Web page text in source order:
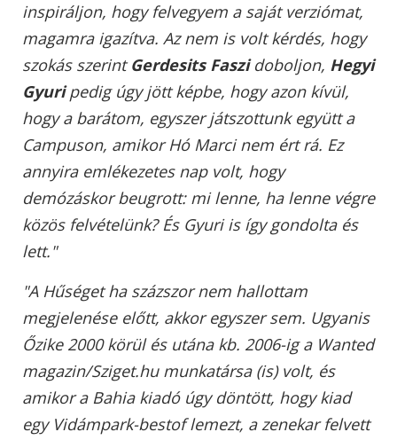
inspiráljon, hogy felvegyem a saját verziómat,
magamra igazítva. Az nem is volt kérdés, hogy
szokás szerintGerdesits Faszidoboljon, Hegyi
Gyuripedig úgy jött képbe, hogy azon kívül,
hogy a barátom, egyszer játszottunk együtt a
Campuson, amikor Hó Marci nem ért rá. Ez
annyira emlékezetes nap volt, hogy
demózáskor beugrott: mi lenne, ha lenne végre
közös felvételünk? És Gyuri is így gondolta és
lett."
"A Hűséget ha százszor nem hallottam
megjelenése előtt, akkor egyszer sem. Ugyanis
Őzike 2000 körül és utána kb. 2006-ig a Wanted
magazin/Sziget.hu munkatársa (is) volt, és
amikor a Bahia kiadó úgy döntött, hogy kiad
egy Vidámpark-bestof lemezt, a zenekar felvett